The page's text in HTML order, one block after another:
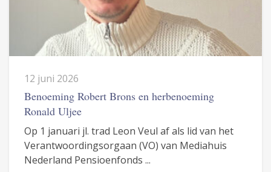
12 juni 2026
Benoeming Robert Brons en herbenoeming
Ronald Uljee
Op 1 januari jl. trad Leon Veul af als lid van het
Verantwoordingsorgaan (VO) van Mediahuis
Nederland Pensioenfonds ...